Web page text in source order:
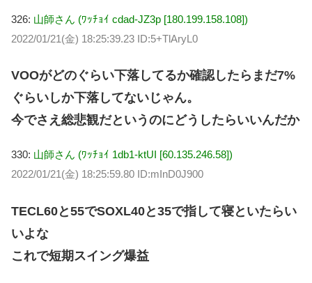
326: 山師さん (ﾜｯﾁｮｲ cdad-JZ3p [180.199.158.108])
2022/01/21(金) 18:25:39.23 ID:5+TlAryL0
VOOがどのぐらい下落してるか確認したらまだ7%
ぐらいしか下落してないじゃん。
今でさえ総悲観だというのにどうしたらいいんだか
330: 山師さん (ﾜｯﾁｮｲ 1db1-ktUI [60.135.246.58])
2022/01/21(金) 18:25:59.80 ID:mInD0J900
TECL60と55でSOXL40と35で指して寝といたらい
いよな
これで短期スイング爆益